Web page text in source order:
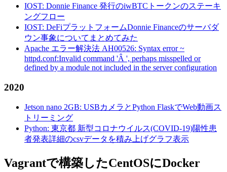
IOST: Donnie Finance 発行のiwBTCトークンのステーキ
ングフロー
IOST: DeFiプラットフォームDonnie Financeのサーバダ
ウン事象についてまとめてみた
Apache エラー解決法 AH00526: Syntax error ~
httpd.conf:Invalid command 'Â ', perhaps misspelled or
defined by a module not included in the server configuration
2020
Jetson nano 2GB: USBカメラとPython FlaskでWeb動画ス
トリーミング
Python: 東京都 新型コロナウイルス(COVID-19)陽性患
者発表詳細のcsvデータを積み上げグラフ表示
Vagrantで構築したCentOSにDocker